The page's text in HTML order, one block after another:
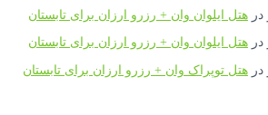
درهتل ایلوان وان + رزرو ارزان برای تابستان
درهتل ایلوان وان + رزرو ارزان برای تابستان
درهتل توپراک وان + رزرو ارزان برای تابستان